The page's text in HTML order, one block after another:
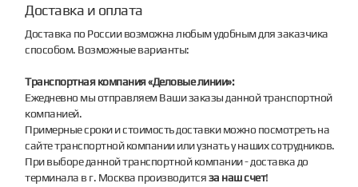
Доставка и оплата
Доставка по России возможна любым удобным для заказчика
способом. Возможные варианты:
Транспортная компания «Деловые линии»:
Ежедневно мы отправляем Ваши заказы данной транспортной
компанией.
Примерные сроки и стоимость доставки можно посмотреть на
сайте транспортной компании или узнать у наших сотрудников.
При выборе данной транспортной компании - доставка до
терминала в г. Москва производитсяза наш счет!